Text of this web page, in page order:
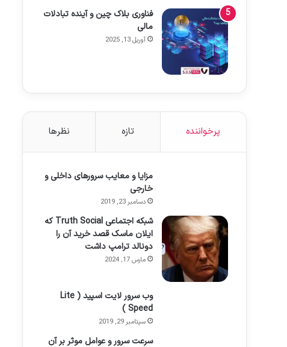
فناوری بلاک چین و آینده تبادلات
مالی
آوریل 13, 2025
پرخواننده تازه نظرها
مزایا و معایب سرورهای داخلی و
خارجی
دسامبر 23, 2019
شبکه اجتماعی Truth Social که
ایلان ماسک قصد خرید آن را
دونالد ترامپ داشت
مارس 17, 2024
وب سرور لایت اسپید ( Lite
Speed )
سپتامبر 29, 2019
سرعت سرور و عوامل موثر بر آن